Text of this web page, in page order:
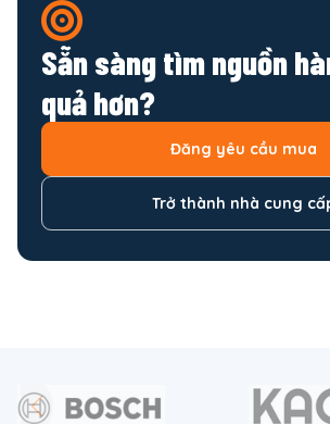
Sẵn sàng tìm nguồn
quả hơn?
Đăng yêu cầu mua
Trở thành nhà cung